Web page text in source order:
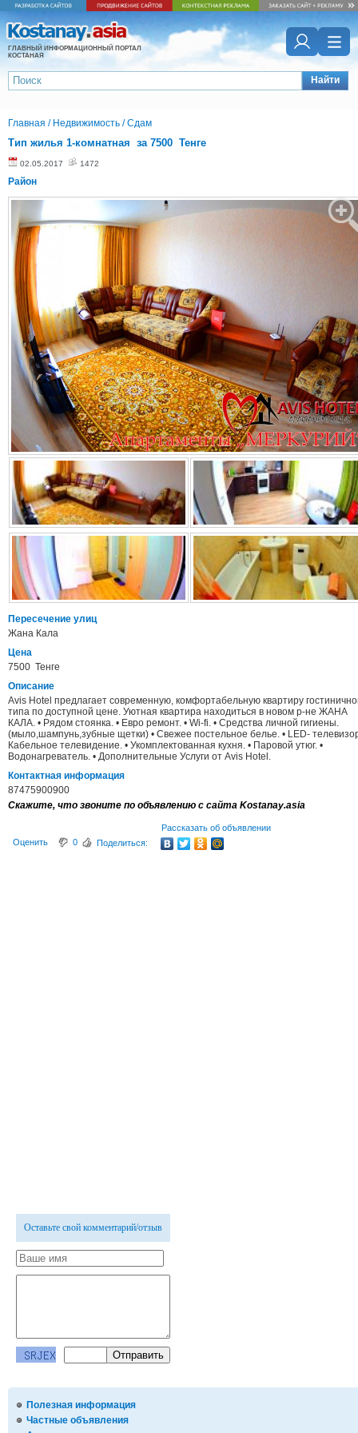
ГЛАВНЫЙ ИНФОРМАЦИОННЫЙ ПОРТАЛ
КОСТАНАЯ
Найти
Полезная информация
Частные объявления
Главная / Недвижимость /Сдам
Тип жилья 1-комнатная за 7500 Тенге
02.05.2017 1472
Район
Пересечение улиц
Жана Кала
Цена
7500 Тенге
Описание
Avis Hotel предлагает современную, комфортабельную квартиру
типа по доступной цене. Уютная квартира находиться в новом р-не ЖАНА
КАЛА. • Рядом стоянка. • Евро ремонт. • Wi-fi. • Средства личной гигиены.
(мыло,шампунь,зубные щетки) • Свежее постельное белье. • LED-
Кабельное телевидение. • Укомплектованная кухня. • Паровой утюг. •
Водонагреватель. • Дополнительные Услуги от Avis Hotel.
Контактная информация
87475900900
Скажите, что звоните по объявлению с сайта Kostanay.asia
Рассказать об объявлении
Оценить
0 Поделиться:
Оставьте свой комментарий/отзыв